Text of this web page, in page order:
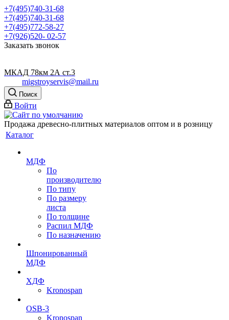
+7(495)740-31-68
+7(495)740-31-68
+7(495)772-58-27
+7(926)520- 02-57
Заказать звонок
МКАД 78км 2А ст.3
migstroyservis@mail.ru
Поиск
Войти
Продажа древесно-плитных материалов оптом и в розницу
Каталог
МДФ
По
производителю
По типу
По размеру
листа
По толщине
Распил МДФ
По назначению
Шпонированный
МДФ
ХДФ
Kronospan
OSB-3
Kronospan